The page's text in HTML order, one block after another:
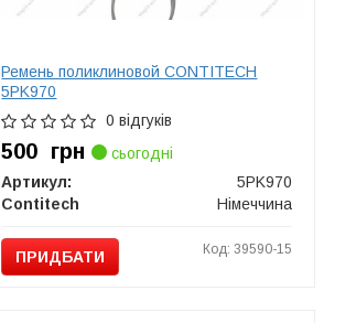
Ремень поликлиновой CONTITECH
5PK970
0 відгуків
500 грн
сьогодні
Артикул:
5PK970
Contitech
Німеччина
ПРИДБАТИ Код: 39590-15